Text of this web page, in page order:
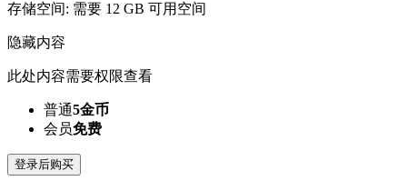
存储空间: 需要 12 GB 可用空间
隐藏内容
此处内容需要权限查看
普通5金币
会员免费
登录后购买